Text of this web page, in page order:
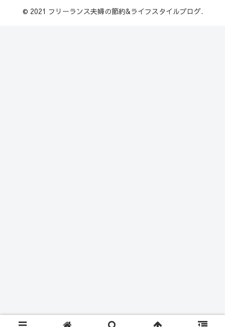
© 2021 フリーランス夫婦の節約&ライフスタイルブログ.